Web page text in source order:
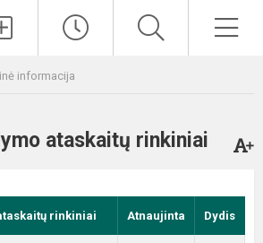
informacija
ataskaitų rinkiniai
rinkiniai Atnaujinta Dydis